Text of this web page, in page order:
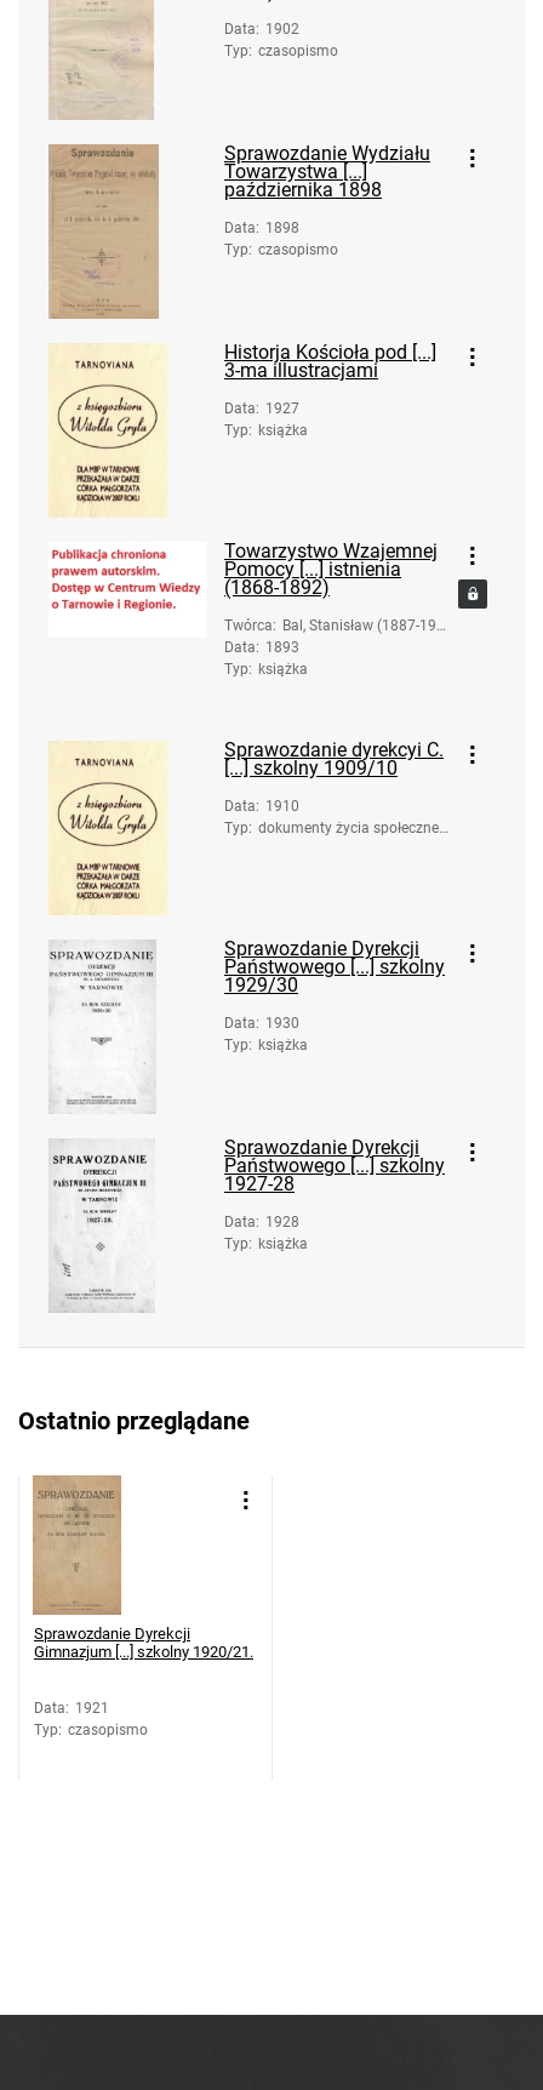
Data: 1902
Typ: czasopismo
Sprawozdanie Wydziału
Towarzystwa [...]
października 1898
Data: 1898
Typ: czasopismo
Historja Kościoła pod [...]
3-ma illustracjami
Data: 1927
Typ: książka
Towarzystwo Wzajemnej
Pomocy [...] istnienia
(1868-1892)
Twórca: Bal, Stanisław (1887-196
4)
Data: 1893
Typ: książka
Sprawozdanie dyrekcyi C.
[...] szkolny 1909/10
Data: 1910
Typ: dokumenty życia społeczneg
Sprawozdanie Dyrekcji
Państwowego [...] szkolny
1929/30
Data: 1930
Typ: książka
Sprawozdanie Dyrekcji
Państwowego [...] szkolny
1927-28
Data: 1928
Typ: książka
Ostatnio przeglądane
Sprawozdanie Dyrekcji
Gimnazjum [...] szkolny 1920/21.
Data: 1921
Typ: czasopismo